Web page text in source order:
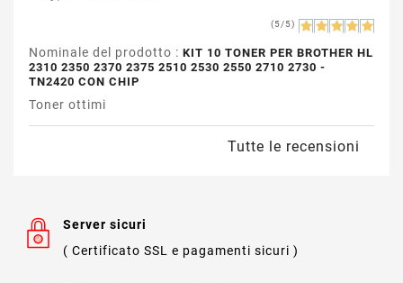
(5/5)
Nominale del prodotto : KIT 10 TONER PER BROTHER HL
2310 2350 2370 2375 2510 2530 2550 2710 2730 -
TN2420 CON CHIP
Toner ottimi
Tutte le recensioni
Server sicuri
( Certificato SSL e pagamenti sicuri )